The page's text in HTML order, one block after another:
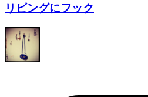
リビングにフック